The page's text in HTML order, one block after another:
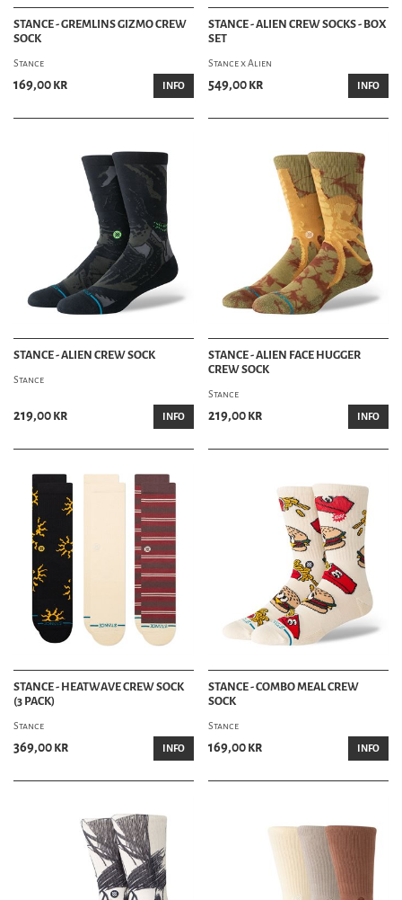
STANCE - GREMLINS GIZMO CREW
SOCK
Stance
169,00 kr INFO
STANCE - ALIEN CREW SOCKS - BOX
SET
Stance x Alien
549,00 kr INFO
STANCE - ALIEN CREW SOCK
Stance
219,00 kr INFO
STANCE - ALIEN FACE HUGGER
CREW SOCK
Stance
219,00 kr INFO
STANCE - HEATWAVE CREW SOCK
(3 PACK)
Stance
369,00 kr INFO
STANCE - COMBO MEAL CREW
SOCK
Stance
169,00 kr INFO